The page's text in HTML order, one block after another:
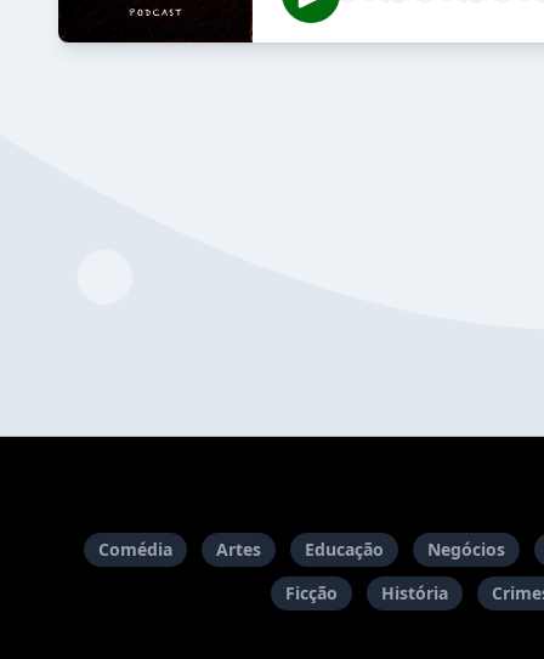
Comédia Artes Educação
Negócios
Ficção
História